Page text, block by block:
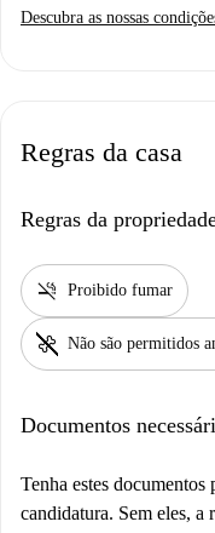
Descubra as nossas
Regras da casa
Regras da
smoke_free Proibido fumar
pet_supplies Não são permitidos
Documentos
Tenha estes documentos
candidatura. Sem eles, a